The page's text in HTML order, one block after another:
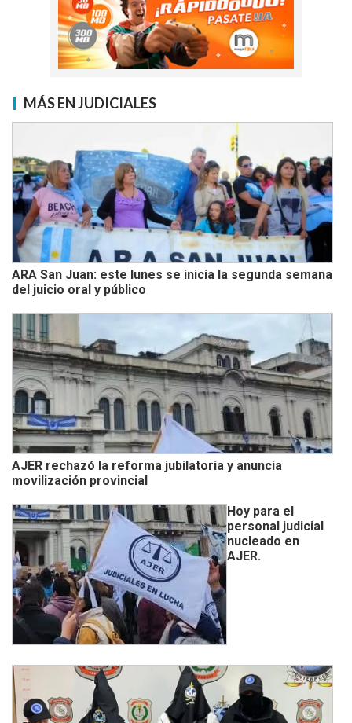
MÁS EN JUDICIALES
ARA San Juan: este lunes se inicia la segunda semana
del juicio oral y público
AJER rechazó la reforma jubilatoria y anuncia
movilización provincial
Hoy para el
personal judicial
nucleado en
AJER.